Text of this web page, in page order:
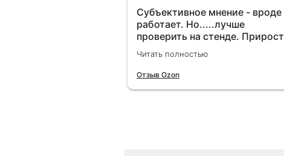
Субъективное мнение - вроде
работает. Но.....лучше
проверить на стенде. Прирост
10-12% "на глаз" уловить очень
сложно. Покатаюсь, потом
отключу и посмотрю, что будет
Читать полностью
Отзыв Ozon